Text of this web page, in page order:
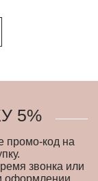
5%
промо-код на
звонка или